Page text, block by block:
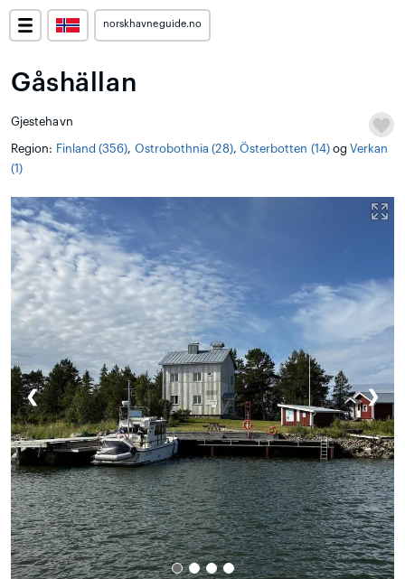
norskhavneguide.no
Gåshällan
Gjestehavn
Region: Finland (356), Ostrobothnia (28), Österbotten (14)ogVerkan
(1)
❮ ❯